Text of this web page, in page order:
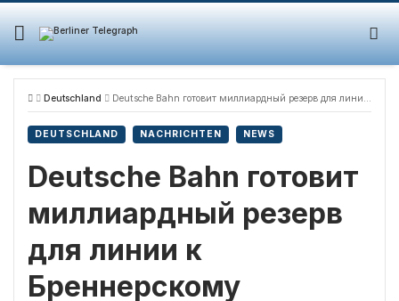
Skip
content
Deutschland Deutsche Bahn готовит миллиардный резерв для линии к Бреннерскому тоннелю
DEUTSCHLAND NACHRICHTEN NEWS
Deutsche Bahn готовит
миллиардный резерв
для линии к
Бреннерскому